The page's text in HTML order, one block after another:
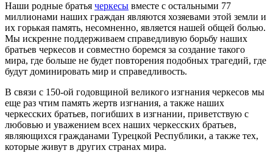
Наши родные братья черкесы вместе с остальными 77
миллионами наших граждан являются хозяевами этой земли и
их горькая память, несомненно, является нашей общей болью.
Мы искренне поддерживаем справедливую борьбу наших
братьев черкесов и совместно боремся за создание такого
мира, где больше не будет повторения подобных трагедий, где
будут доминировать мир и справедливость.
В связи с 150-ой годовщиной великого изгнания черкесов мы
еще раз чтим память жертв изгнания, а также наших
черкесских братьев, погибших в изгнании, приветствую с
любовью и уважением всех наших черкесских братьев,
являющихся гражданами Турецкой Республики, а также тех,
которые живут в других странах мира.